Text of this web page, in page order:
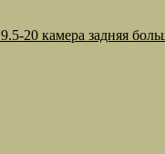
9.5-20 камера задняя